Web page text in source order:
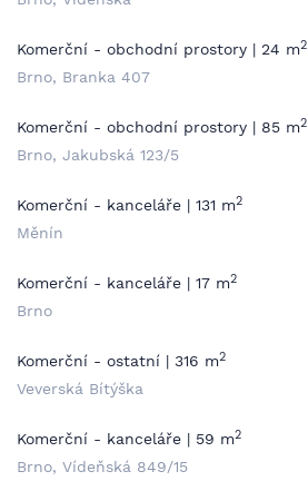
Komerční - obchodní prostory | 24 m2
Brno, Branka 407
Komerční - obchodní prostory | 85 m2
Brno, Jakubská 123/5
Komerční - kanceláře | 131 m2
Měnín
Komerční - kanceláře | 17 m2
Brno
Komerční - ostatní | 316 m2
Veverská Bítýška
Komerční - kanceláře | 59 m2
Brno, Vídeňská 849/15